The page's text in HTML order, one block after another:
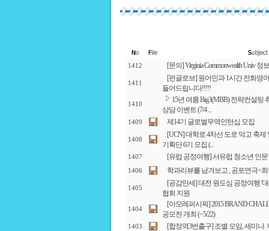
1412 [문의] Virginia Commonwealth Univ 정
1411
[펀글로브] 원어민과 1시간 전화영
들어드립니다!!!!!
1410
15년 여름 Big3(MBB) 전략컨설팅
상담 이벤트 (7/4 ...
1409 제14기 글로벌무역인턴십 모집
1408
[UCN] 대학로 4차선 도로 막고 축
기획단 6기 모집 (...
1407 [유럽 공정여행] 서유럽 청소년 인
1406 학과리뷰를 남겨보고 , 공포연극<
1405
[공감만세] 대전 원도심 공정여행 '
협회 지원
1404
[아모레퍼시픽] 2015 BRAND
공모전 개최 (~5/22)
1403 [합정역3번출구] 조별 모임, 세미나.